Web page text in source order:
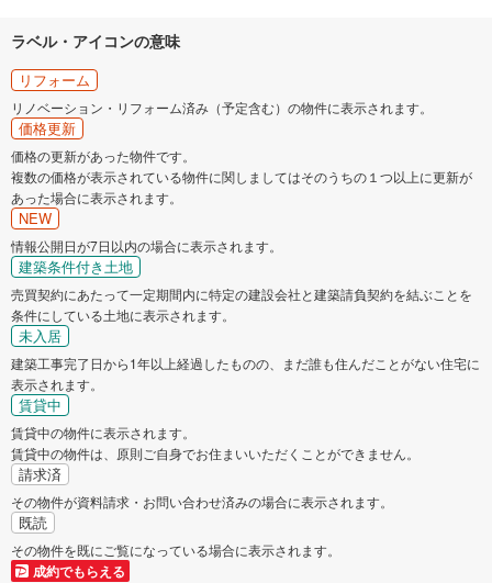
ラベル・アイコンの意味
リフォーム
リノベーション・リフォーム済み（予定含む）の物件に表示されます。
価格更新
価格の更新があった物件です。
複数の価格が表示されている物件に関しましてはそのうちの１つ以上に更新が
あった場合に表示されます。
NEW
情報公開日が7日以内の場合に表示されます。
建築条件付き土地
売買契約にあたって一定期間内に特定の建設会社と建築請負契約を結ぶことを
条件にしている土地に表示されます。
未入居
建築工事完了日から1年以上経過したものの、まだ誰も住んだことがない住宅に
表示されます。
賃貸中
賃貸中の物件に表示されます。
賃貸中の物件は、原則ご自身でお住まいいただくことができません。
請求済
その物件が資料請求・お問い合わせ済みの場合に表示されます。
既読
その物件を既にご覧になっている場合に表示されます。
成約でもらえる